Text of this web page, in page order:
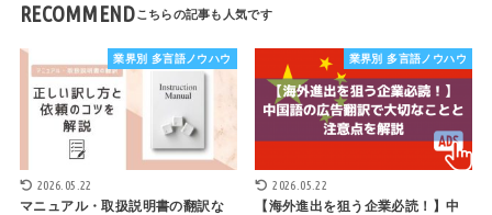
RECOMMEND
業界別 多言語ノウハウ
2026.05.22
マニュアル・取扱説明書の翻訳な
業界別 多言語ノウハウ
2026.05.22
【海外進出を狙う企業必読！】中